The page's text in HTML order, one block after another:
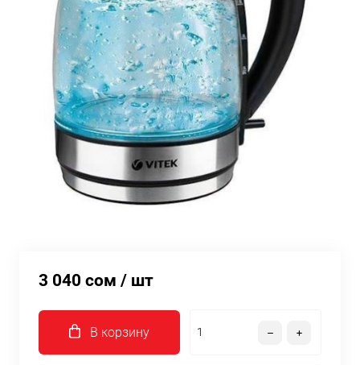
3 040 сом / шт
В корзину